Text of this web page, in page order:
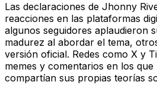
Las declaraciones de Jhonny
reacciones en las plataformas
algunos seguidores aplaudieron
madurez al abordar el tema,
versión oficial. Redes como X y
memes y comentarios en los que
compartían sus propias teorías